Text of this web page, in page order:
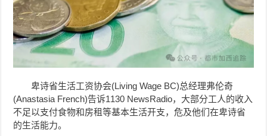
卑诗省生活工资协会(Living Wage BC)总经理弗伦奇
(Anastasia French)告诉1130 NewsRadio，大部分工人的收入
不足以支付食物和房租等基本生活开支，危及他们在卑诗省
的生活能力。